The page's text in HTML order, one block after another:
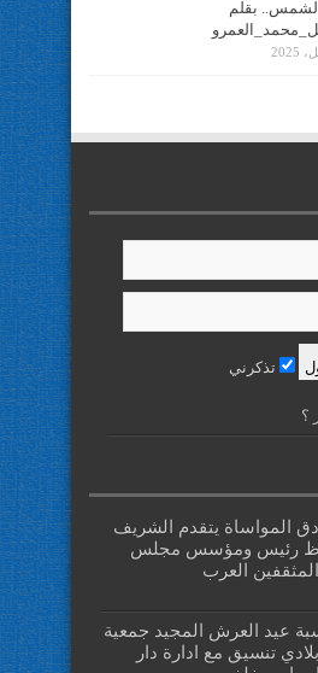
الشمس.. بقلم
تذكرني
؟
المواساة يتقدم الشريف
رئيس ومؤسس مجلس
العرب
عيد العرش المجيد جمعية
تنسيق مع ادارة دار